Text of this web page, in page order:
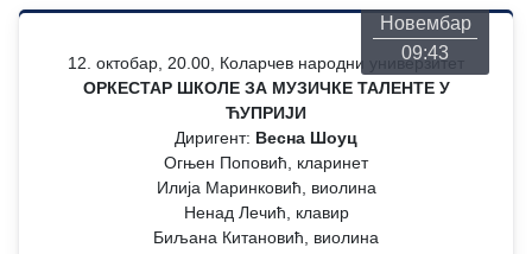
Новембар
09:43
12. октобар, 20.00, Коларчев народни универзитет
ОРКЕСТАР ШКОЛЕ ЗА МУЗИЧКЕ ТАЛЕНТЕ У
ЋУПРИЈИ
Диригент: Весна Шоуц
Огњен Поповић, кларинет
Илија Маринковић, виолина
Ненад Лечић, клавир
Биљана Китановић, виолина